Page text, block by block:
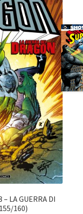
– LA GUERRA DI
160)